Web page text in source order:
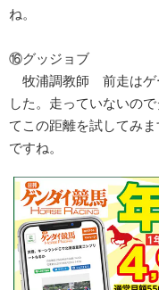
ね。
⑯グッジョブ
牧浦調教師 前走はゲ
した。走っていないの
てこの距離を試してみ
ですね。